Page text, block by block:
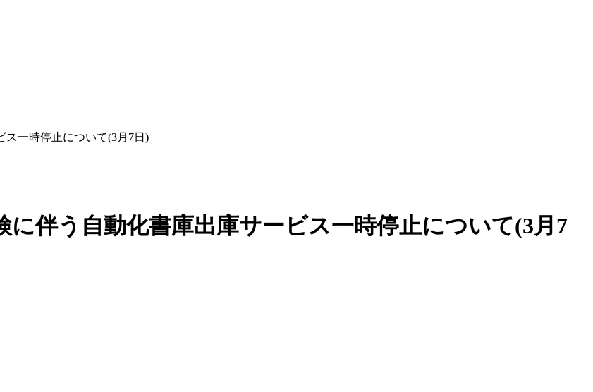
ス一時停止について(3月7日)
に伴う自動化書庫出庫サービス一時停止について(3月7